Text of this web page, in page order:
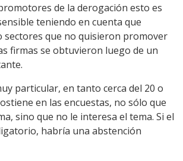
de la derogación esto es
teniendo en cuenta que
sectores que no quisieron promover
firmas se obtuvieron luego de un
particular, en tanto cerca del 20 o
en las encuestas, no sólo que
sino que no le interesa el tema. Si el
habría una abstención